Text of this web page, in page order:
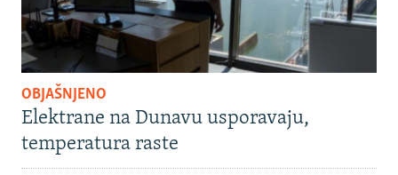
OBJAŠNJENO
Elektrane na Dunavu usporavaju,
temperatura raste